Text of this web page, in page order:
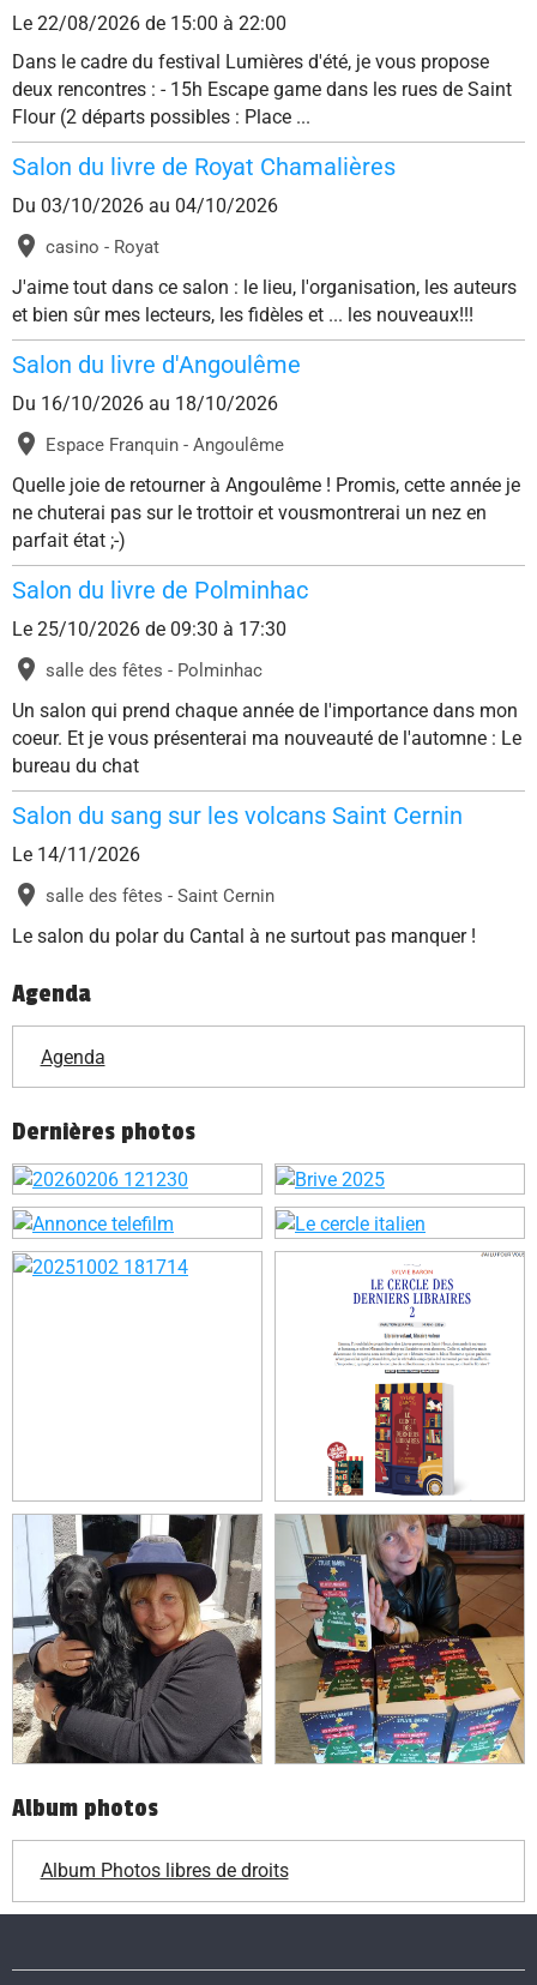
Le 22/08/2026 de 15:00 à 22:00
Dans le cadre du festival Lumières d'été, je vous propose
deux rencontres : - 15h Escape game dans les rues de Saint
Flour (2 départs possibles : Place ...
Salon du livre de Royat Chamalières
Du 03/10/2026 au 04/10/2026
casino - Royat
J'aime tout dans ce salon : le lieu, l'organisation, les auteurs
et bien sûr mes lecteurs, les fidèles et ... les nouveaux!!!
Salon du livre d'Angoulême
Du 16/10/2026 au 18/10/2026
Espace Franquin - Angoulême
Quelle joie de retourner à Angoulême ! Promis, cette année je
ne chuterai pas sur le trottoir et vousmontrerai un nez en
parfait état ;-)
Salon du livre de Polminhac
Le 25/10/2026 de 09:30 à 17:30
salle des fêtes - Polminhac
Un salon qui prend chaque année de l'importance dans mon
coeur. Et je vous présenterai ma nouveauté de l'automne : Le
bureau du chat
Salon du sang sur les volcans Saint Cernin
Le 14/11/2026
salle des fêtes - Saint Cernin
Le salon du polar du Cantal à ne surtout pas manquer !
Agenda
Agenda
Dernières photos
Album photos
Album Photos libres de droits